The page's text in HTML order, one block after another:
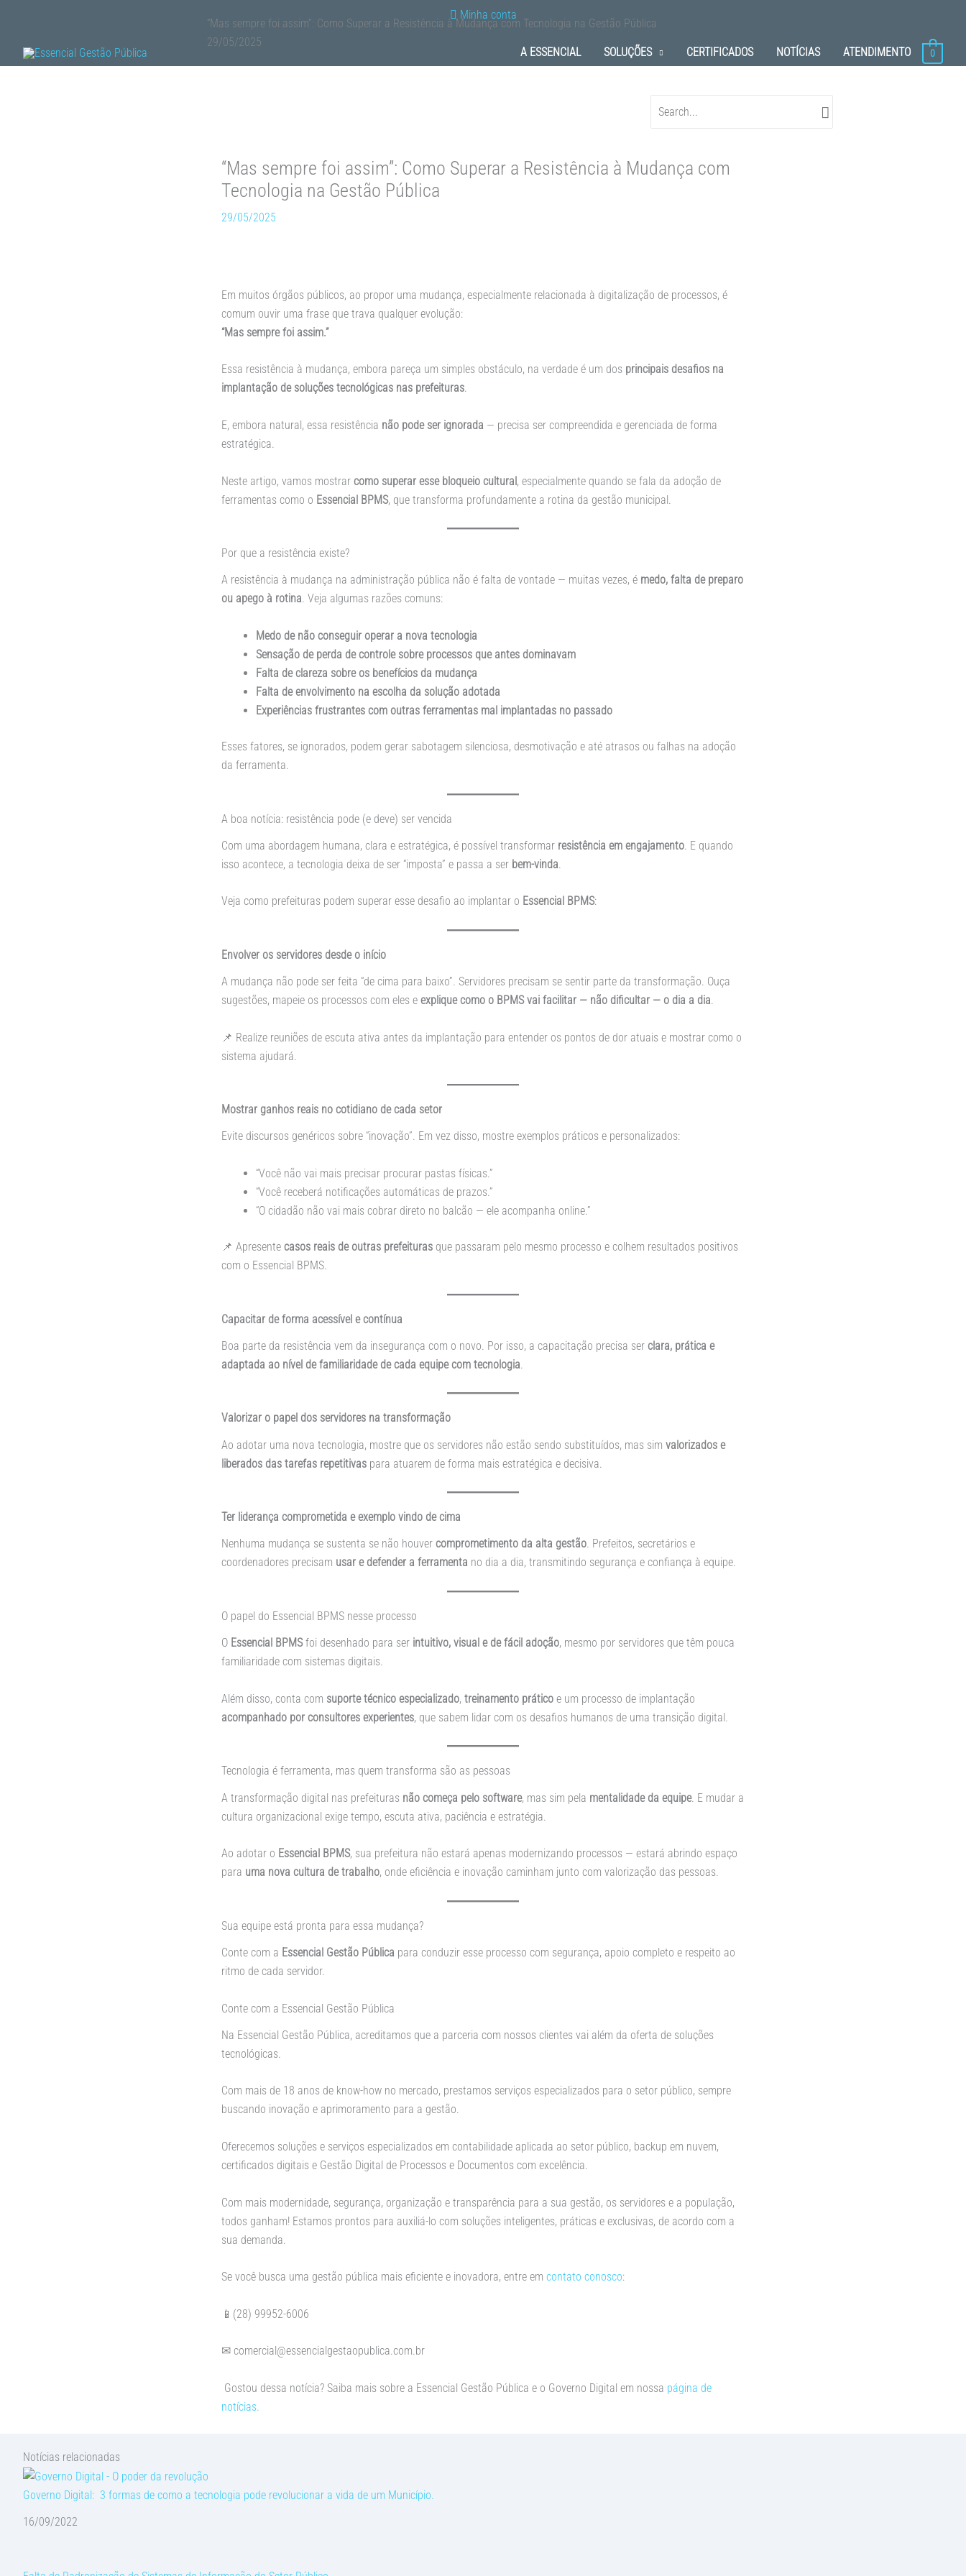
conteúdo
Minha conta
A ESSENCIAL SOLUÇÕES CERTIFICADOS NOTÍCIAS ATENDIMENTO 0
“Mas sempre foi assim”: Como Superar a Resistência à Mudança com Tecnologia na Gestão Pública
29/05/2025
“Mas sempre foi assim”: Como Superar a Resistência à Mudança com
Tecnologia na Gestão Pública
29/05/2025
Em muitos órgãos públicos, ao propor uma mudança, especialmente relacionada à digitalização de processos, é
comum ouvir uma frase que trava qualquer evolução:
“Mas sempre foi assim.”
Essa resistência à mudança, embora pareça um simples obstáculo, na verdade é um dos principais desafios na
implantação de soluções tecnológicas nas prefeituras.
E, embora natural, essa resistência não pode ser ignorada — precisa ser compreendida e gerenciada de forma
estratégica.
Neste artigo, vamos mostrar como superar esse bloqueio cultural, especialmente quando se fala da adoção de
ferramentas como o Essencial BPMS, que transforma profundamente a rotina da gestão municipal.
Por que a resistência existe?
A resistência à mudança na administração pública não é falta de vontade — muitas vezes, é medo, falta de preparo
ou apego à rotina. Veja algumas razões comuns:
Medo de não conseguir operar a nova tecnologia
Sensação de perda de controle sobre processos que antes dominavam
Falta de clareza sobre os benefícios da mudança
Falta de envolvimento na escolha da solução adotada
Experiências frustrantes com outras ferramentas mal implantadas no passado
Esses fatores, se ignorados, podem gerar sabotagem silenciosa, desmotivação e até atrasos ou falhas na adoção
da ferramenta.
A boa notícia: resistência pode (e deve) ser vencida
Com uma abordagem humana, clara e estratégica, é possível transformar resistência em engajamento . E quando
isso acontece, a tecnologia deixa de ser “imposta” e passa a ser bem-vinda
Veja como prefeituras podem superar esse desafio ao implantar o Essencial BPMS:
Envolver os servidores desde o início
A mudança não pode ser feita “de cima para baixo”. Servidores precisam se sentir parte da transformação. Ouça
sugestões, mapeie os processos com eles e explique como o BPMS vai facilitar — não dificultar — o dia a dia.
📌 Realize reuniões de escuta ativa antes da implantação para entender os pontos de dor atuais e mostrar como o
sistema ajudará.
Mostrar ganhos reais no cotidiano de cada setor
Evite discursos genéricos sobre “inovação”. Em vez disso, mostre exemplos práticos e personalizados:
“Você não vai mais precisar procurar pastas físicas.”
“Você receberá notificações automáticas de prazos.”
“O cidadão não vai mais cobrar direto no balcão — ele acompanha online.”
📌 Apresente casos reais de outras prefeituras que passaram pelo mesmo processo e colhem resultados positivos
com o Essencial BPMS.
Capacitar de forma acessível e contínua
Boa parte da resistência vem da insegurança com o novo. Por isso, a capacitação precisa ser clara, prática e
adaptada ao nível de familiaridade de cada equipe com tecnologia.
Valorizar o papel dos servidores na transformação
Ao adotar uma nova tecnologia, mostre que os servidores não estão sendo substituídos, mas sim valorizados e
liberados das tarefas repetitivas para atuarem de forma mais estratégica e decisiva.
Ter liderança comprometida e exemplo vindo de cima
Nenhuma mudança se sustenta se não houver comprometimento da alta gestão. Prefeitos, secretários e
coordenadores precisam usar e defender a ferramenta no dia a dia, transmitindo segurança e confiança à equipe.
O papel do Essencial BPMS nesse processo
O Essencial BPMSfoi desenhado para ser intuitivo, visual e de fácil adoção, mesmo por servidores que têm pouca
familiaridade com sistemas digitais.
Além disso, conta com suporte técnico especializado, treinamento prático e um processo de implantação
acompanhado por consultores experientes, que sabem lidar com os desafios humanos de uma transição digital.
Tecnologia é ferramenta, mas quem transforma são as pessoas
A transformação digital nas prefeituras não começa pelo software, mas sim pela mentalidade da equipe. E mudar a
cultura organizacional exige tempo, escuta ativa, paciência e estratégia.
Ao adotar o Essencial BPMS, sua prefeitura não estará apenas modernizando processos — estará abrindo espaço
para uma nova cultura de trabalho, onde eficiência e inovação caminham junto com valorização das pessoas.
Sua equipe está pronta para essa mudança?
Conte com a Essencial Gestão Pública para conduzir esse processo com segurança, apoio completo e respeito ao
ritmo de cada servidor.
Conte com a Essencial Gestão Pública
Na Essencial Gestão Pública, acreditamos que a parceria com nossos clientes vai além da oferta de soluções
tecnológicas.
Com mais de 18 anos de know-how no mercado, prestamos serviços especializados para o setor público, sempre
buscando inovação e aprimoramento para a gestão.
Oferecemos soluções e serviços especializados em contabilidade aplicada ao setor público, backup em nuvem,
certificados digitais e Gestão Digital de Processos e Documentos com excelência.
Com mais modernidade, segurança, organização e transparência para a sua gestão, os servidores e a população,
todos ganham! Estamos prontos para auxiliá-lo com soluções inteligentes, práticas e exclusivas, de acordo com a
sua demanda.
Se você busca uma gestão pública mais eficiente e inovadora, entre em contato conosco:
📱(28) 99952-6006
✉ comercial@essencialgestaopublica.com.br
Gostou dessa notícia? Saiba mais sobre a Essencial Gestão Pública e o Governo Digital em nossa página de
notícias.
Notícias relacionadas
Governo Digital: 3 formas de como a tecnologia pode revolucionar a vida de um Município.
16/09/2022